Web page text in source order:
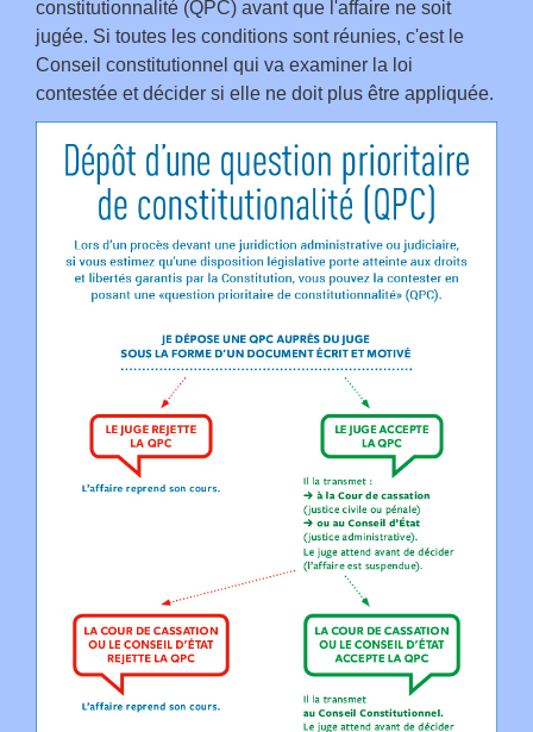
constitutionnalité (QPC) avant que l'affaire ne soit
jugée. Si toutes les conditions sont réunies, c'est le
Conseil constitutionnel qui va examiner la loi
contestée et décider si elle ne doit plus être appliquée.